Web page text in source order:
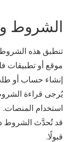
الشروط
تنطبق هذه الشروط
موقع أو تطبيقات
إنشاء حساب أو
يُرجى قراءة
استخدام المنصات.
قد تُحدَّث الشروط
قبولًا.